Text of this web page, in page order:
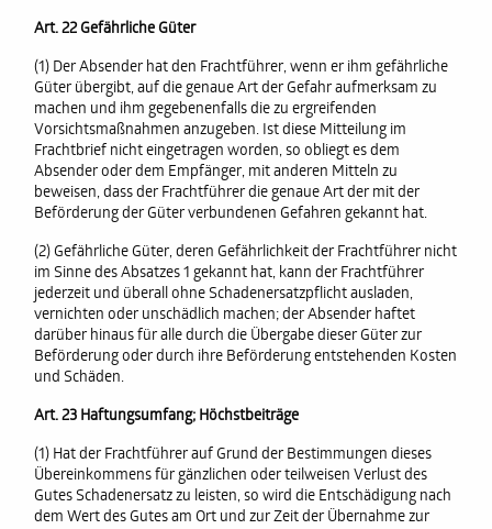
Art. 22 Gefährliche Güter
(1) Der Absender hat den Frachtführer, wenn er ihm gefährliche
Güter übergibt, auf die genaue Art der Gefahr aufmerksam zu
machen und ihm gegebenenfalls die zu ergreifenden
Vorsichtsmaßnahmen anzugeben. Ist diese Mitteilung im
Frachtbrief nicht eingetragen worden, so obliegt es dem
Absender oder dem Empfänger, mit anderen Mitteln zu
beweisen, dass der Frachtführer die genaue Art der mit der
Beförderung der Güter verbundenen Gefahren gekannt hat.
(2) Gefährliche Güter, deren Gefährlichkeit der Frachtführer nicht
im Sinne des Absatzes 1 gekannt hat, kann der Frachtführer
jederzeit und überall ohne Schadenersatzpflicht ausladen,
vernichten oder unschädlich machen; der Absender haftet
darüber hinaus für alle durch die Übergabe dieser Güter zur
Beförderung oder durch ihre Beförderung entstehenden Kosten
und Schäden.
Art. 23 Haftungsumfang; Höchstbeiträge
(1) Hat der Frachtführer auf Grund der Bestimmungen dieses
Übereinkommens für gänzlichen oder teilweisen Verlust des
Gutes Schadenersatz zu leisten, so wird die Entschädigung nach
dem Wert des Gutes am Ort und zur Zeit der Übernahme zur